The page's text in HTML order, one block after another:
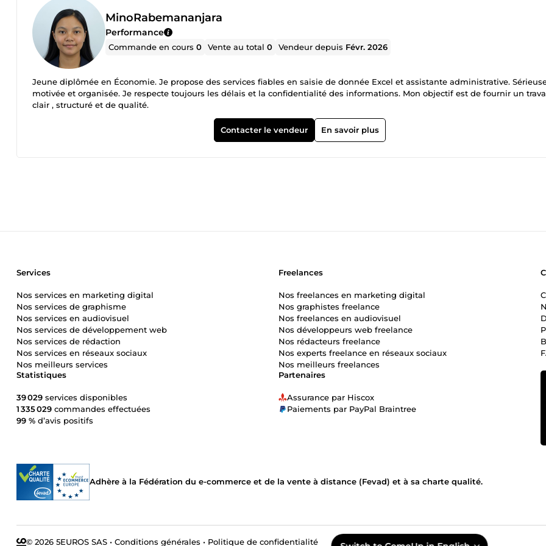
MinoRabemananjara
Performance
Commande en cours0 Vente au total0 Vendeur depuis Févr. 2026
Jeune diplômée en Économie. Je propose des services fiables en saisie de donnée Excel et assistante administrative.
motivée et organisée. Je respecte toujours les délais et la confidentialité des informations. Mon objectif est de fournir un
clair , structuré et de qualité.
Contacter le vendeur En savoir plus
Partenaires
Assurance par Hiscox
Paiements par PayPal Braintree
Statistiques
39 029 services disponibles
1 335 029 commandes effectuées
99 % d’avis positifs
Services
Nos services en marketing digital
Nos services de graphisme
Nos services en audiovisuel
Nos services de développement web
Nos services de rédaction
Nos services en réseaux sociaux
Nos meilleurs services
Freelances
Nos freelances en marketing digital
Nos graphistes freelance
Nos freelances en audiovisuel
Nos développeurs web freelance
Nos rédacteurs freelance
Nos experts freelance en réseaux sociaux
Nos meilleurs freelances
Adhère à la Fédération du e-commerce et de la vente à distance (Fevad) et à sa charte qualité.
© 2026 5EUROS SAS • Conditions générales • Politique de confidentialité